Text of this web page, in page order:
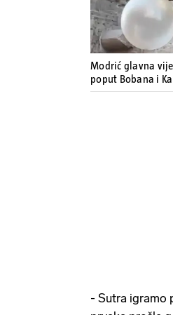
Modrić glavna
poput Bobana i
- Sutra igramo